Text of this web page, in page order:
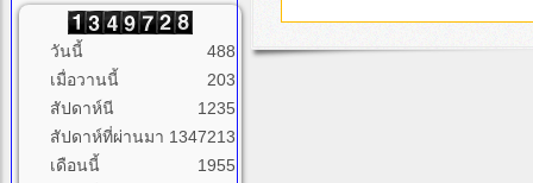
วันนี้
เมื่อวานนี้
สัปดาห์นี
สัปดาห์ที่ผ่านมา
เดือนนี้
488
203
1235
1347213
1955